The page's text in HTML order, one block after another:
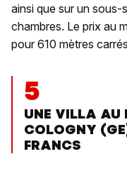
ainsi que sur un sous-
chambres. Le prix au
pour 610 mètres
5
UNE VILLA AU
COLOGNY
FRANCS